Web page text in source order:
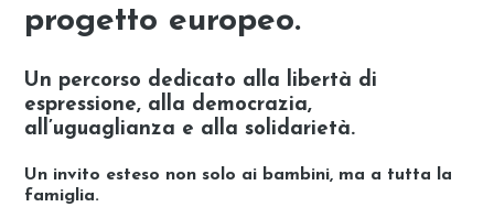
progetto europeo.
Un percorso dedicato alla libertà di
espressione, alla democrazia,
all’uguaglianza e alla solidarietà.
Un invito esteso non solo ai bambini, ma a tutta la
famiglia.